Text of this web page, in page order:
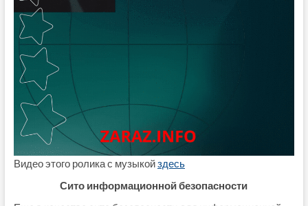
Видео этого ролика с музыкойздесь
Сито информационной безопасности